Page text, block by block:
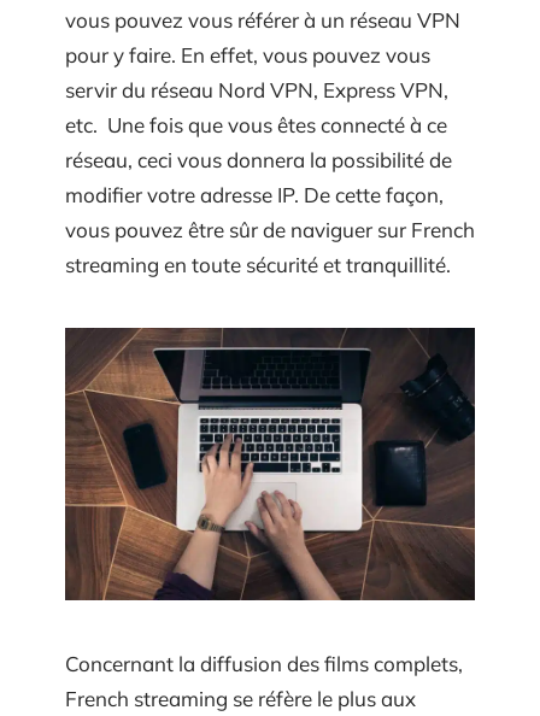
vous pouvez vous référer à un réseau VPN
pour y faire. En effet, vous pouvez vous
servir du réseau Nord VPN, Express VPN,
etc. Une fois que vous êtes connecté à ce
réseau, ceci vous donnera la possibilité de
modifier votre adresse IP. De cette façon,
vous pouvez être sûr de naviguer sur French
streaming en toute sécurité et tranquillité.
Concernant la diffusion des films complets,
French streaming se réfère le plus aux